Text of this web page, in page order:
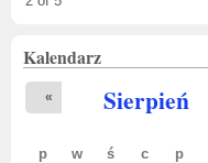
Kalendarz
Sierpień
«
p w ś c p